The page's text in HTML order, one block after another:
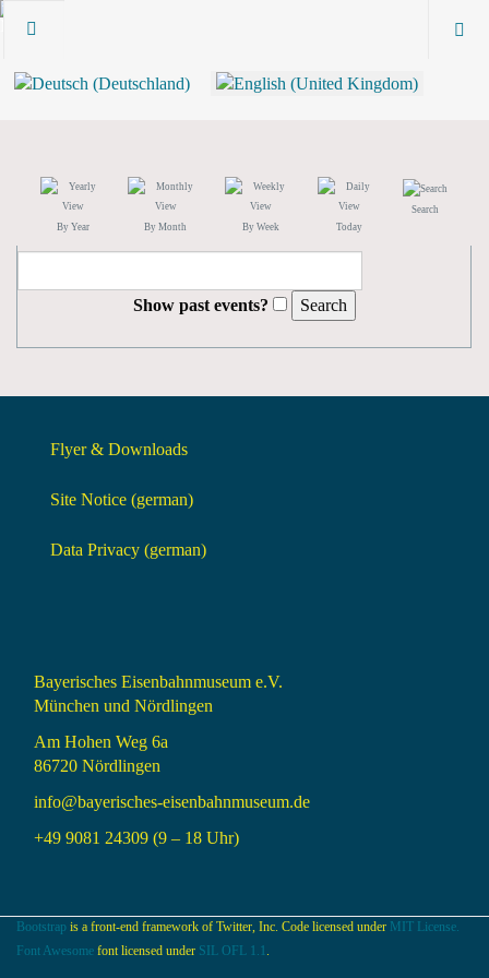
By Year By Month By Week Today
Search
Show past events?
Flyer & Downloads
Site Notice (german)
Data Privacy (german)
Bayerisches Eisenbahnmuseum e.V.
München und Nördlingen
Am Hohen Weg 6a
86720 Nördlingen
info@bayerisches-eisenbahnmuseum.de
+49 9081 24309 (9 – 18 Uhr)
Bootstrap is a front-end framework of Twitter, Inc. Code licensed under MIT License.
Font Awesome font licensed under SIL OFL 1.1 .